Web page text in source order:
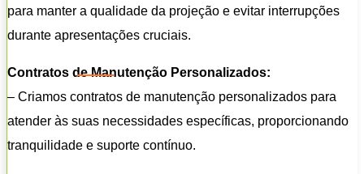
para manter a qualidade da projeção e evitar interrupções
durante apresentações cruciais.
Contratos de Manutenção Personalizados:
– Criamos contratos de manutenção personalizados para
atender às suas necessidades específicas, proporcionando
tranquilidade e suporte contínuo.